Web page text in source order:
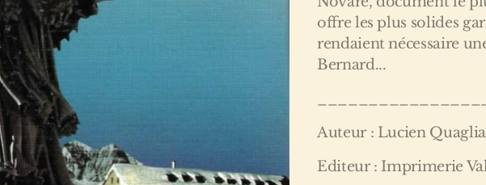
offre les plus solides
rendaient nécessaire
Bernard...
Auteur : Lucien Quaglia
Editeur : Imprimerie